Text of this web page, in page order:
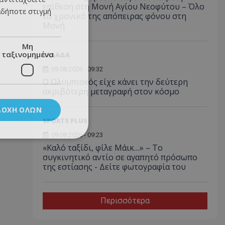
επίθεση στη Μονή Αγίου Νεοφύτου – Όλο
το χρονικό της απόπειρας φόνου στη
ΕΛΛΑΔΑ
09.08.2026 - 09:32
Ο Ολυμπιακός είχε κάνει την δεύτερη
ακριβότερη μεταγραφή στον κόσμο
SPORTS PLUS
09.08.2026 - 09:23
«Καλό ταξίδι, φίλε Μάικ…» – Το
συγκινητικό αντίο σε αγαπητό πρόσωπο
της εστίασης - Δείτε φωτογραφία του
Περισσότερα
στιγμή
Μη
ταξινομημένα
ΌΛΩΝ